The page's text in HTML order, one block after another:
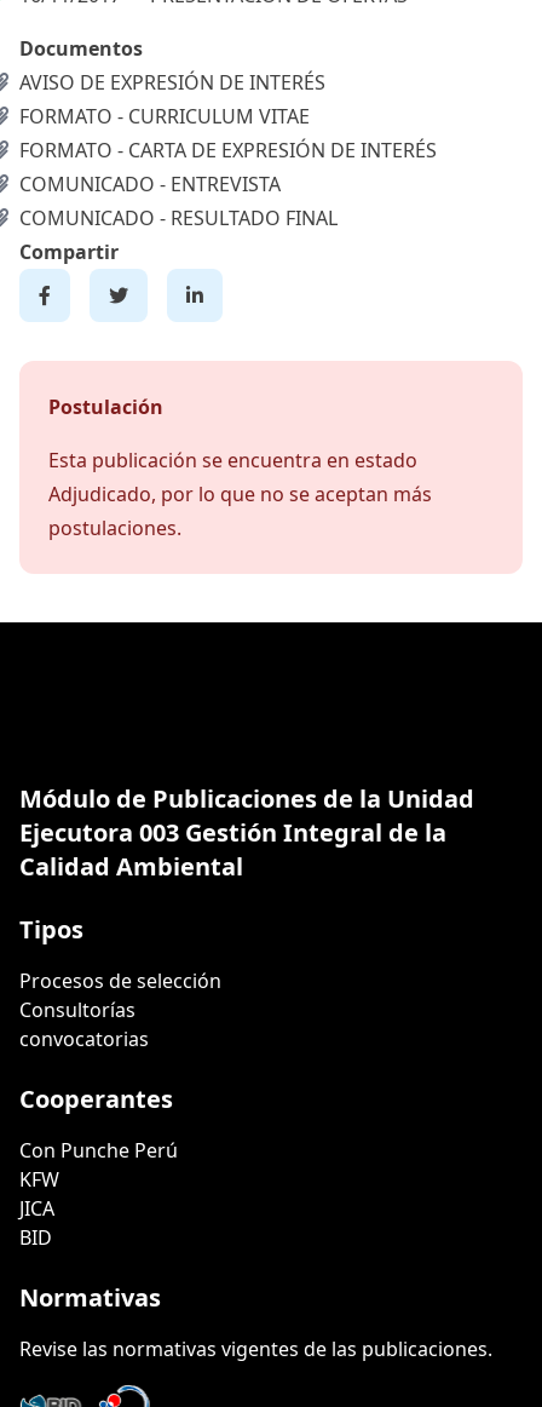
Documentos
AVISO DE EXPRESIÓN DE INTERÉS
FORMATO - CURRICULUM VITAE
FORMATO - CARTA DE EXPRESIÓN DE INTERÉS
COMUNICADO - ENTREVISTA
COMUNICADO - RESULTADO FINAL
Compartir
Postulación
Esta publicación se encuentra en estado
Adjudicado, por lo que no se aceptan más
postulaciones.
Módulo de Publicaciones de la Unidad
Ejecutora 003 Gestión Integral de la
Calidad Ambiental
Tipos
Procesos de selección
Consultorías
convocatorias
Cooperantes
Con Punche Perú
KFW
JICA
BID
Normativas
Revise las normativas vigentes de las publicaciones.